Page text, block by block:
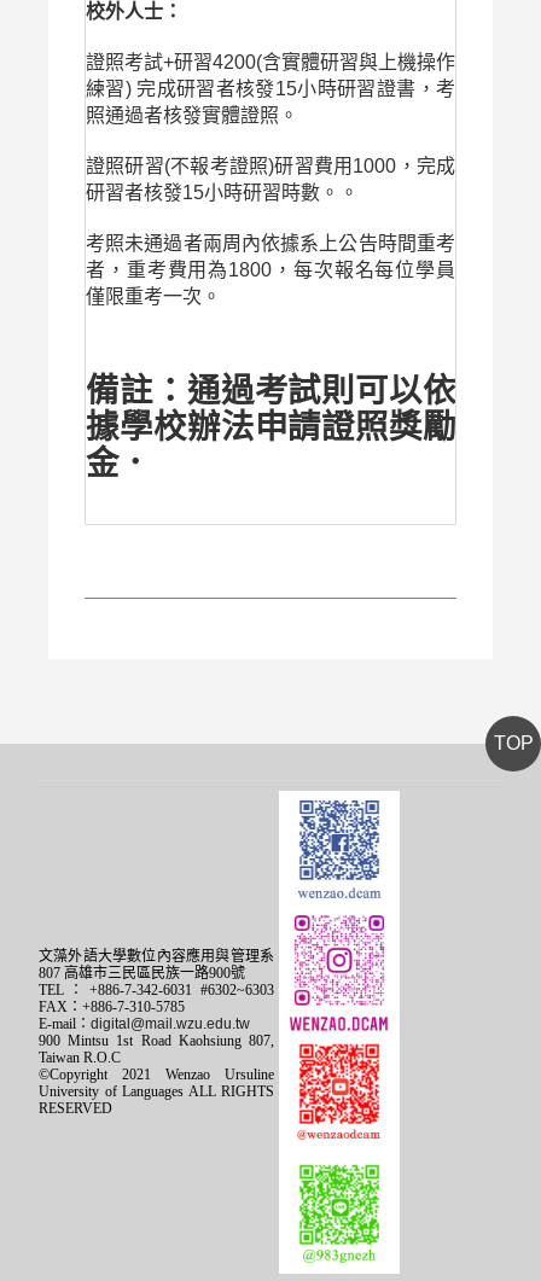
校外人士：
證照考試+研習4200(含實體研習與上機操作
練習) 完成研習者核發15小時研習證書，考
照通過者核發實體證照。
證照研習(不報考證照)研習費用1000，完成
研習者核發15小時研習時數。。
考照未通過者兩周內依據系上公告時間重考
者，重考費用為1800，每次報名每位學員
僅限重考一次。
備註：通過考試則可以依
據學校辦法申請證照獎勵
金．
文藻外語大學數位內容應用與管理系
807 高雄市三民區民族一路900號
TEL：+886-7-342-6031 #6302~6303
FAX：+886-7-310-5785
E-mail： digital@mail.wzu.edu.tw
900 Mintsu 1st Road Kaohsiung 807,
Taiwan R.O.C
©Copyright 2021 Wenzao Ursuline
University of Languages ALL RIGHTS
RESERVED
TOP